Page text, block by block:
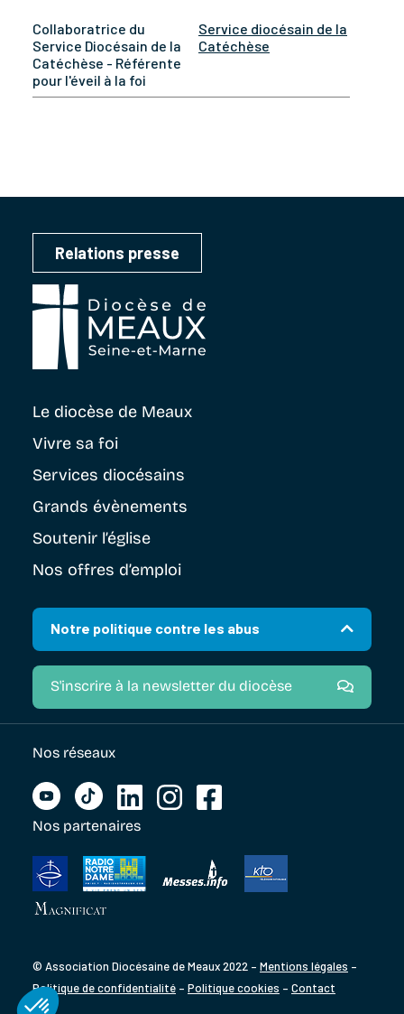
Collaboratrice du
Service Diocésain de la
Catéchèse - Référente
pour l'éveil à la foi
Service diocésain de la
Catéchèse
Relations presse
Le diocèse de Meaux
Vivre sa foi
Services diocésains
Grands évènements
Soutenir l’église
Nos offres d’emploi
Notre politique contre les abus
S'inscrire à la newsletter du diocèse
Nos réseaux
Nos partenaires
© Association Diocésaine de Meaux 2022 – Mentions légales –
Politique de confidentialité – Politique cookies – Contact